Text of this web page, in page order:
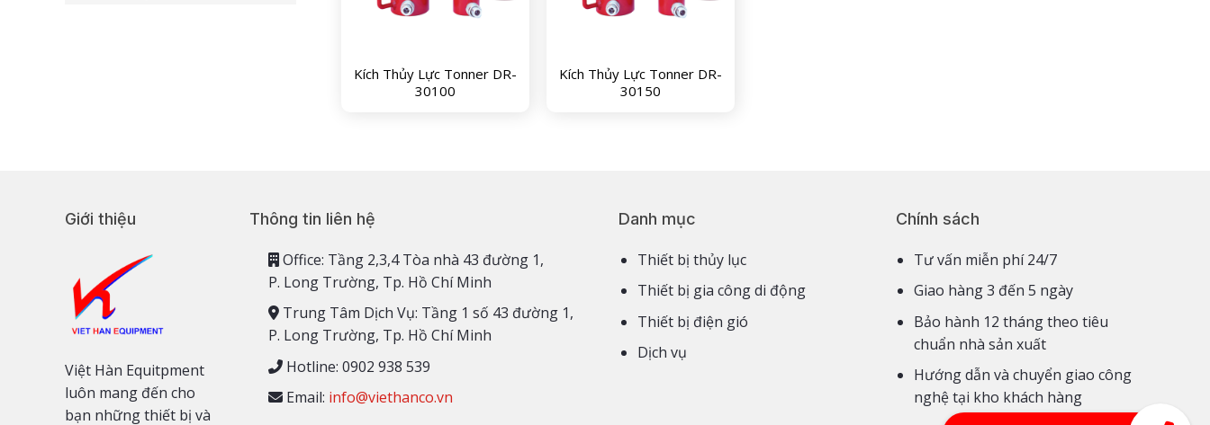
Kích Thủy Lực Tonner DR-
30100
Kích Thủy Lực Tonner DR-
30150
Giới thiệu
Việt Hàn Equitpment
luôn mang đến cho
bạn những thiết bị và
Thông tin liên hệ
Office: Tầng 2,3,4 Tòa nhà 43 đường 1,
P. Long Trường, Tp. Hồ Chí Minh
Trung Tâm Dịch Vụ: Tầng 1 số 43 đường 1,
P. Long Trường, Tp. Hồ Chí Minh
Hotline: 0902 938 539
Email: info@viethanco.vn
Danh mục
Thiết bị thủy lục
Thiết bị gia công di động
Thiết bị điện gió
Dịch vụ
Chính sách
Tư vấn miễn phí 24/7
Giao hàng 3 đến 5 ngày
Bảo hành 12 tháng theo tiêu
chuẩn nhà sản xuất
Hướng dẫn và chuyển giao công
nghệ tại kho khách hàng